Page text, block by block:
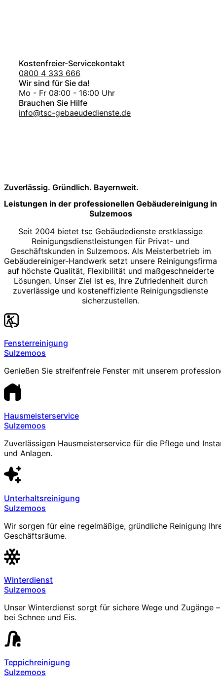
Kostenfreier-Servicekontakt
0800 4 333 666
Wir sind für Sie da!
Mo - Fr 08:00 - 16:00 Uhr
Brauchen Sie Hilfe
info@tsc-gebaeudedienste.de
Zuverlässig. Gründlich. Bayernweit.
Leistungen in der professionellen Gebäudereinigung in
Sulzemoos
Seit 2004 bietet tsc Gebäudedienste erstklassige
Reinigungsdienstleistungen für Privat- und
Geschäftskunden in Sulzemoos. Als Meisterbetrieb im
Gebäudereiniger-Handwerk setzt unsere Reinigungsfirma
auf höchste Qualität, Flexibilität und maßgeschneiderte
Lösungen. Unser Ziel ist es, Ihre Zufriedenheit durch
zuverlässige und kosteneffiziente Reinigungsdienste
sicherzustellen.
Fensterreinigung
Sulzemoos
Genießen Sie streifenfreie Fenster mit unserem
Hausmeisterservice
Sulzemoos
Zuverlässigen Hausmeisterservice für die Pflege und
und Anlagen.
Unterhaltsreinigung
Sulzemoos
Wir sorgen für eine regelmäßige, gründliche Reinigung
Geschäftsräume.
Winterdienst
Sulzemoos
Unser Winterdienst sorgt für sichere Wege und Zugänge
bei Schnee und Eis.
Teppichreinigung
Sulzemoos